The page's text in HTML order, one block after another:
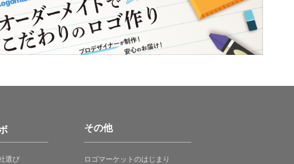
選び
その他
ロゴマーケットのはじまり